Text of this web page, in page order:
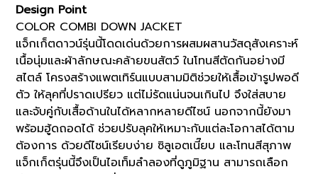
Design Point
COLOR COMBI DOWN JACKET
แจ็กเก็ตดาวน์รุ่นนี้โดดเด่นด้วยการผสมผสานวัสดุสังเคราะห์
เนื้อนุ่มและผ้าลักษณะคล้ายขนสัตว์ ในโทนสีตัดกันอย่างมี
สไตล์ โครงสร้างแพตเทิร์นแบบสามมิติช่วยให้เสื้อเข้ารูปพอดี
ตัว ให้ลุคที่ปราดเปรียว แต่ไม่รัดแน่นจนเกินไป จึงใส่สบาย
และจับคู่กับเสื้อด้านในได้หลากหลายดีไซน์ นอกจากนี้ยังมา
พร้อมฮู้ดถอดได้ ช่วยปรับลุคให้เหมาะกับแต่ละโอกาสได้ตาม
ต้องการ ด้วยดีไซน์เรียบง่าย ซิลูเอตเนี๊ยบ และโทนสีสุภาพ
แจ็กเก็ตรุ่นนี้จึงเป็นไอเท็มลำลองที่ดูภูมิฐาน สามารถเลือก